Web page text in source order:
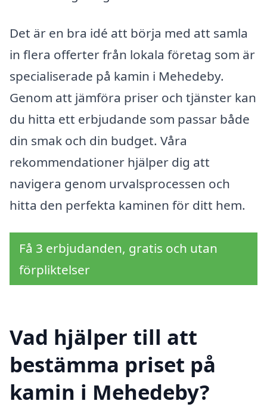
Det är en bra idé att börja med att samla
in flera offerter från lokala företag som är
specialiserade på kamin i Mehedeby.
Genom att jämföra priser och tjänster kan
du hitta ett erbjudande som passar både
din smak och din budget. Våra
rekommendationer hjälper dig att
navigera genom urvalsprocessen och
hitta den perfekta kaminen för ditt hem.
Få 3 erbjudanden, gratis och utan
förpliktelser
Vad hjälper till att
bestämma priset på
kamin i Mehedeby?